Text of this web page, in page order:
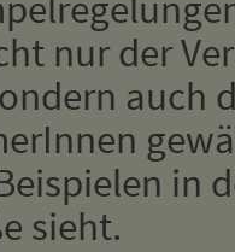
nur der
auch
in
sieht.